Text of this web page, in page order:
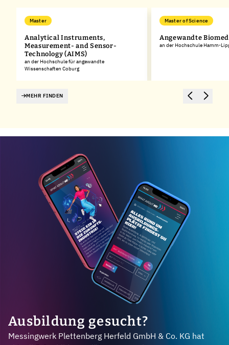
Master
Analytical Instruments,
Measurement- and Sensor-
Technology (AIMS)
an der Hochschule für angewandte
Wissenschaften Coburg
Master of Science
Angewandte
an der Hochschule Hamm-
MEHR FINDEN
Ausbildung gesucht?
Messingwerk Plettenberg Herfeld GmbH & Co. KG hat